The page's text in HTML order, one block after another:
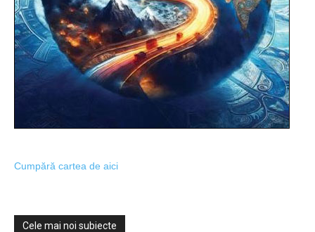
Cumpără cartea de aici
Cele mai noi subiecte